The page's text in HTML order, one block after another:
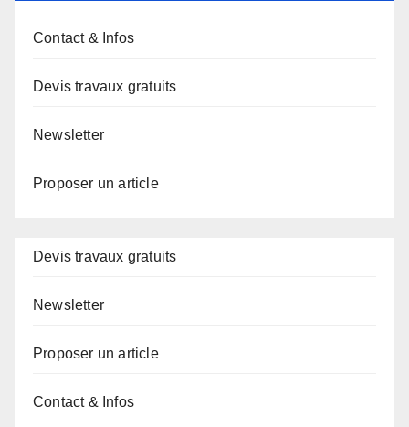
Contact & Infos
Devis travaux gratuits
Newsletter
Proposer un article
Devis travaux gratuits
Newsletter
Proposer un article
Contact & Infos